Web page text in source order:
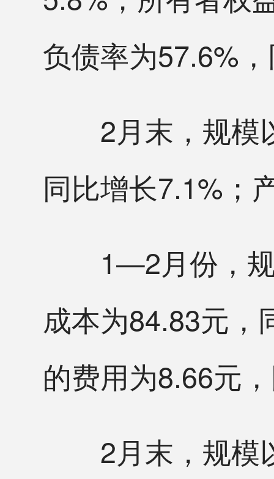
负债率为57.6%
2月末，规模
同比增长7.1%；
1—2月份，规
成本为84.83元，
的费用为8.66元
2月末，规模